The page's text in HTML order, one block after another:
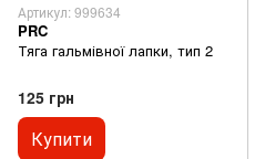
Артикул: 999634
PRC
Тяга гальмівної лапки, тип 2
125 грн
Купити